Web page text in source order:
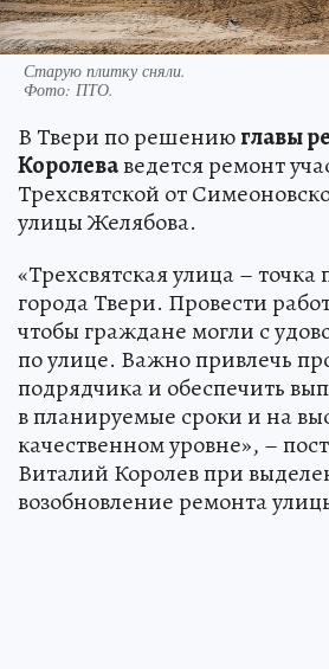
Старую плитку сняли.
Фото: ПТО.
В Твери по решениюглавы
Королеваведется ремонт
Трехсвятской от
улицы Желябова.
«Трехсвятская улица –
города Твери. Провести
чтобы граждане могли с
по улице. Важно привлечь
подрядчика и обеспечить
в планируемые сроки и на
качественном уровне», –
Виталий Королев при
возобновление ремонта